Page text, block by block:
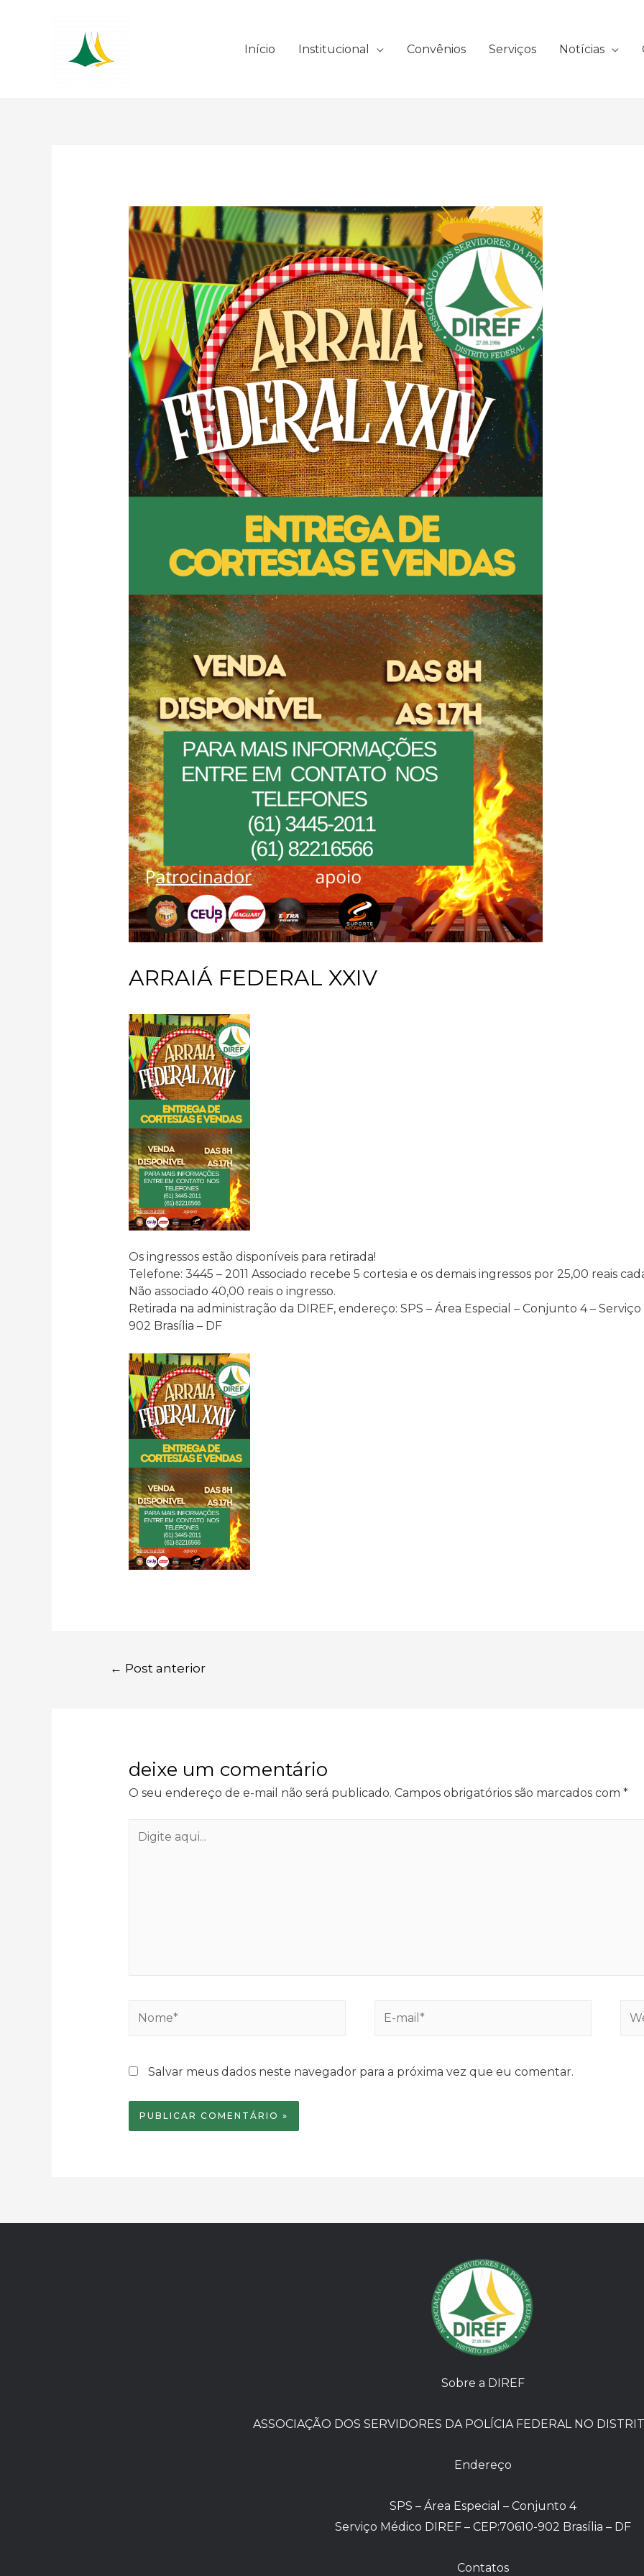
Início Institucional Convênios Serviços Notícias
ARRAIÁ FEDERAL XXIV
Os ingressos estão disponíveis para retirada!
Telefone: 3445 – 2011 Associado recebe 5 cortesia e os demais ingressos por 25,00 reais
Não associado 40,00 reais o ingresso.
Retirada na administração da DIREF, endereço: SPS – Área Especial – Conjunto 4 – Serviço
902 Brasília – DF
navegação
← Post anterior
deixe um comentário
O seu endereço de e-mail não será publicado. Campos obrigatórios são marcados com *
aqui...
mail*
Salvar meus dados neste navegador para a próxima vez que eu comentar.
Sobre a DIREF
ASSOCIAÇÃO DOS SERVIDORES DA POLÍCIA FEDERAL NO
Endereço
SPS – Área Especial – Conjunto 4
Serviço Médico DIREF – CEP:70610-902 Brasília – DF
Contatos